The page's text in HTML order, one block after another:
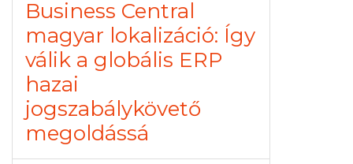
Business Central
magyar lokalizáció: Így
válik a globális ERP
hazai
jogszabálykövető
megoldássá